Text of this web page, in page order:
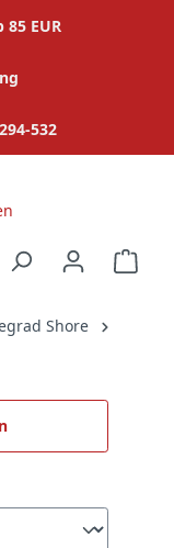
EUR
532
Shore